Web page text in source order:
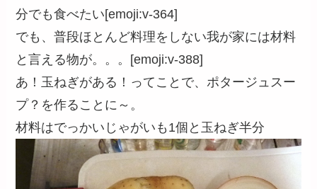
分でも食べたい[emoji:v-364]
でも、普段ほとんど料理をしない我が家には材料
と言える物が。。。[emoji:v-388]
あ！玉ねぎがある！ってことで、ポタージュスー
プ？を作ることに～。
材料はでっかいじゃがいも1個と玉ねぎ半分